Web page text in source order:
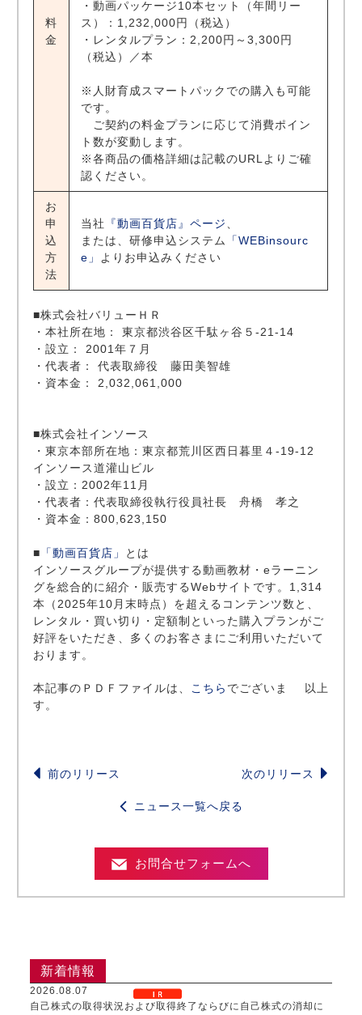
料
金
・動画パッケージ10本セット（年間リー
ス）：1,232,000円（税込）
・レンタルプラン：2,200円～3,300円
（税込）／本
※人財育成スマートパックでの購入も可能
です。
ご契約の料金プランに応じて消費ポイン
ト数が変動します。
※各商品の価格詳細は記載のURLよりご確
認ください。
お
申
込
方
法
当社 『動画百貨店』ページ、
または、研修申込システム
「WEBinsourc
e」 よりお申込みください
■株式会社バリューＨＲ
・本社所在地： 東京都渋谷区千駄ヶ谷５-21-14
・設立： 2001年７月
・代表者： 代表取締役 藤田美智雄
・資本金： 2,032,061,000
■株式会社インソース
・東京本部所在地：東京都荒川区西日暮里４-19-12
インソース道灌山ビル
・設立：2002年11月
・代表者：代表取締役執行役員社長 舟橋 孝之
・資本金：800,623,150
■ 「動画百貨店」
とは
インソースグループが提供する動画教材・eラーニン
グを総合的に紹介・販売するWebサイトです。1,314
本（2025年10月末時点）を超えるコンテンツ数と、
レンタル・買い切り・定額制といった購入プランがご
好評をいただき、多くのお客さまにご利用いただいて
おります。
以上
本記事のＰＤＦファイルは、 こちら でございま
す。
前のリリース 次のリリース
ニュース一覧へ戻る
お問合せフォームへ
新着情報
2026.08.07
自己株式の取得状況および取得終了ならびに自己株式の消却に